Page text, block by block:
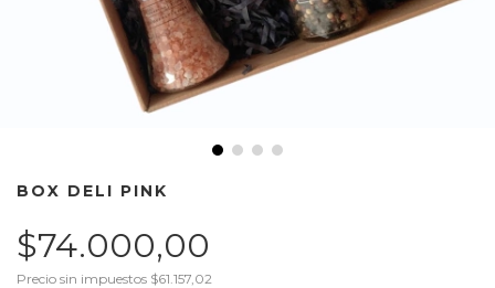
BOX DELI PINK
$74.000,00
Precio sin impuestos $61.157,02